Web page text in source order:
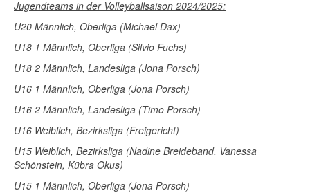
Jugendteams in der Volleyballsaison 2024/2025:
U20 Männlich, Oberliga (Michael Dax)
U18 1 Männlich, Oberliga (Silvio Fuchs)
U18 2 Männlich, Landesliga (Jona Porsch)
U16 1 Männlich, Oberliga (Jona Porsch)
U16 2 Männlich, Landesliga (Timo Porsch)
U16 Weiblich, Bezirksliga (Freigericht)
U15 Weiblich, Bezirksliga (Nadine Breideband, Vanessa
Schönstein, Kübra Okus)
U15 1 Männlich, Oberliga (Jona Porsch)